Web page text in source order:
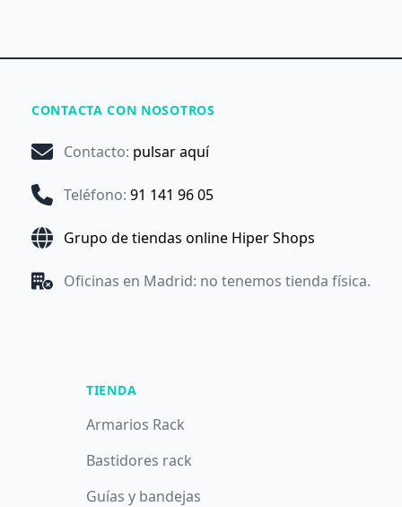
CONTACTA CON NOSOTROS
Contacto: pulsar aquí
Teléfono: 91 141 96 05
Grupo de tiendas online Hiper Shops
Oficinas en Madrid: no tenemos tienda física.
TIENDA
Armarios Rack
Bastidores rack
Guías y bandejas